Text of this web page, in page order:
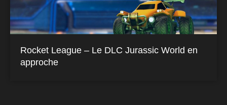
Rocket League – Le DLC Jurassic World en
approche